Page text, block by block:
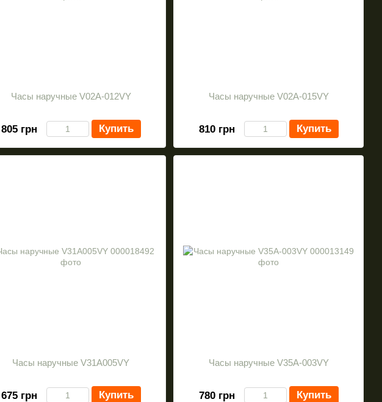
Часы наручные V02A-012VY
805 грн Купить
Часы наручные V02A-015VY
810 грн Купить
Часы наручные V31A005VY
675 грн Купить
Часы наручные V35A-003VY
780 грн Купить